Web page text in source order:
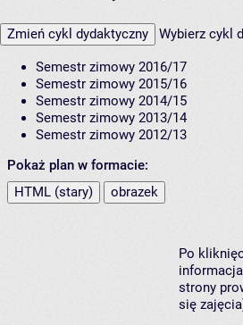
Zmień cykl dydaktyczny Wybierz cykl
Semestr zimowy 2016/17
Semestr zimowy 2015/16
Semestr zimowy 2014/15
Semestr zimowy 2013/14
Semestr zimowy 2012/13
Pokaż plan w formacie:
HTML (stary)
obrazek
Po
strony
się